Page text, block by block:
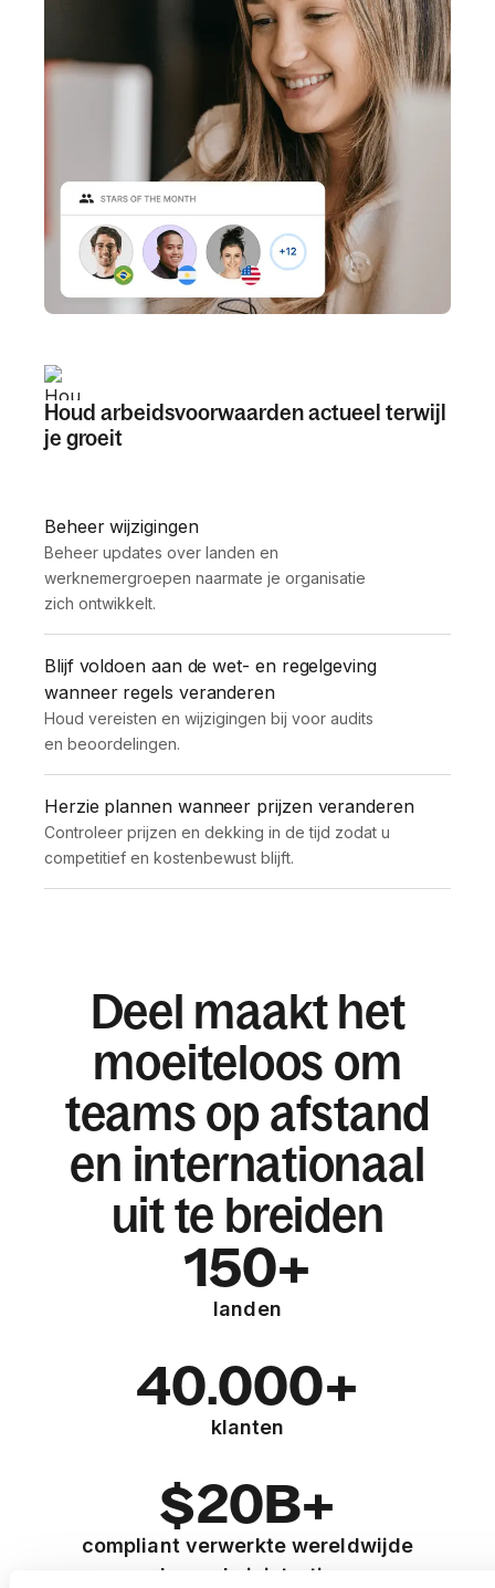
Houd arbeidsvoorwaarden actueel terwijl
je groeit
Beheer wijzigingen
Beheer updates over landen en
werknemergroepen naarmate je organisatie
zich ontwikkelt.
Blijf voldoen aan de wet- en regelgeving
wanneer regels veranderen
Houd vereisten en wijzigingen bij voor audits
en beoordelingen.
Herzie plannen wanneer prijzen veranderen
Controleer prijzen en dekking in de tijd zodat u
competitief en kostenbewust blijft.
Deel maakt het
moeiteloos om
teams op afstand
en internationaal
uit te breiden
150+
landen
40.000+
klanten
$20B+
compliant verwerkte wereldwijde
loonadministratie